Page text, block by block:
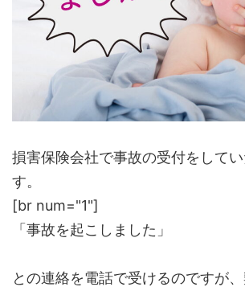
損害保険会社で事故の受付をして
す。
[br num="1"]
「事故を起こしました」
との連絡を電話で受けるのですが